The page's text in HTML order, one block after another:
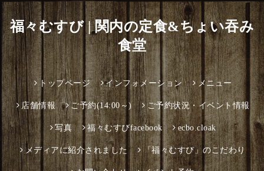
福々むすび | 関内の定食&ちょい吞み
食堂
トップページ インフォメーション メニュー
店舗情報 ご予約(14:00～) ご予約状況・イベント情報
写真 福々むすびfacebook ecbo.cloak
メディアに紹介されました 「福々むすび」のこだわり